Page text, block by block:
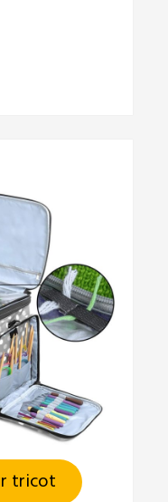
tricot